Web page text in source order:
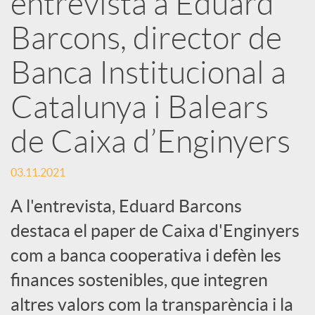
x
e
s
S
o
c
i
Barcons, director de
Banca Institucional a
Catalunya i Balears
de Caixa d’Enginyers
03.11.2021
A l'entrevista, Eduard Barcons
destaca el paper de Caixa d'Enginyers
com a banca cooperativa i defèn les
finances sostenibles, que integren
altres valors com la transparència i la